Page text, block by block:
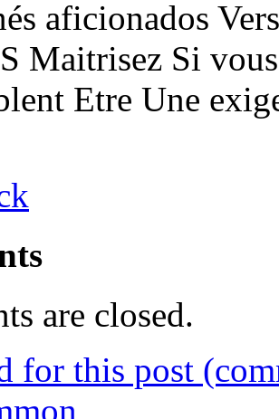
aficionados
Maitrisez Si
Etre Une
are closed.
for this post